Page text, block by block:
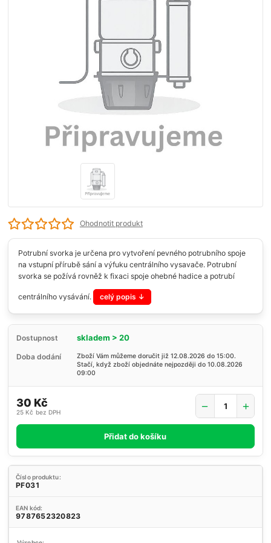
Ohodnotit produkt
Potrubní svorka je určena pro vytvoření pevného potrubního spoje
na vstupní přírubě sání a výfuku centrálního vysavače. Potrubní
svorka se požívá rovněž k fixaci spoje ohebné hadice a potrubí
centrálního vysávání. celý popis
Dostupnost skladem > 20
Doba dodání
Zboží Vám můžeme doručit již 12.08.2026 do 15:00.
Stačí, když zboží objednáte nejpozději do 10.08.2026
09:00
30 Kč
25 Kč bez DPH
Přidat do košíku
Číslo produktu:
PF031
EAN kód:
9787652320823